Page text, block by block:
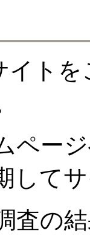
イト
ペー
して
査の